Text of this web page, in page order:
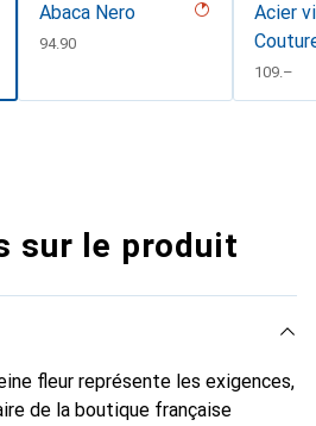
Abaca Nero
CHF
94.90
Acier
CHF
109.–
sur le produit
fleur représente les exigences,
de la boutique française